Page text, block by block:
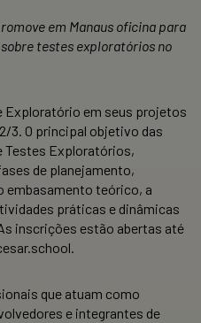
em Manaus oficina para
testes exploratórios no
Exploratório em seus projetos
3. O principal objetivo das
Testes Exploratórios,
de planejamento,
embasamento teórico, a
práticas e dinâmicas
inscrições estão abertas até
que atuam como
e integrantes de